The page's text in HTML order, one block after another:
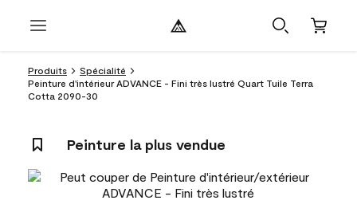
Produits
Spécialité
Peinture d'intérieur ADVANCE - Fini très lustré Quart Tuile Terra
Cotta 2090-30
Peinture la plus vendue